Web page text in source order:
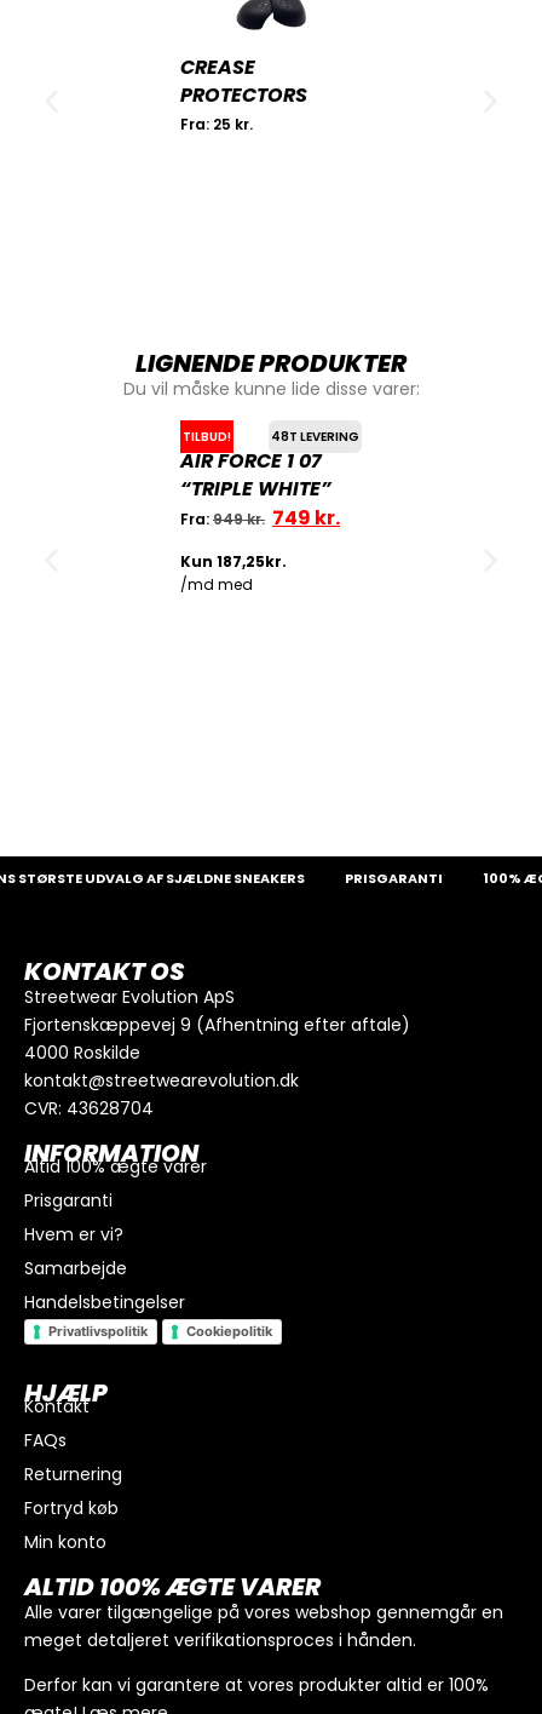
I alt
Køb for
CREASE
PROTECTORS
Fra: 25 kr.
LIGNENDE PRODUKTER
Du vil måske kunne lide disse varer:
TILBUD! 48T LEVERING
AIR FORCE 1 07
“TRIPLE WHITE”
Fra:949kr. 749 kr.
STØRSTE UDVALG AF SJÆLDNE SNEAKERS PRISGARANTI 100%
KONTAKT OS
Streetwear Evolution ApS
Fjortenskæppevej 9 (Afhentning efter aftale)
4000 Roskilde
kontakt@streetwearevolution.dk
CVR: 43628704
INFORMATION
Altid 100% ægte varer
Prisgaranti
Hvem er vi?
Samarbejde
Handelsbetingelser
Privatlivspolitik Cookiepolitik
HJÆLP
Kontakt
FAQs
Returnering
Fortryd køb
Min konto
ALTID 100% ÆGTE VARER
Alle varer tilgængelige på vores webshop gennemgår en
meget detaljeret verifikationsproces i hånden.
Derfor kan vi garantere at vores produkter altid er 100%